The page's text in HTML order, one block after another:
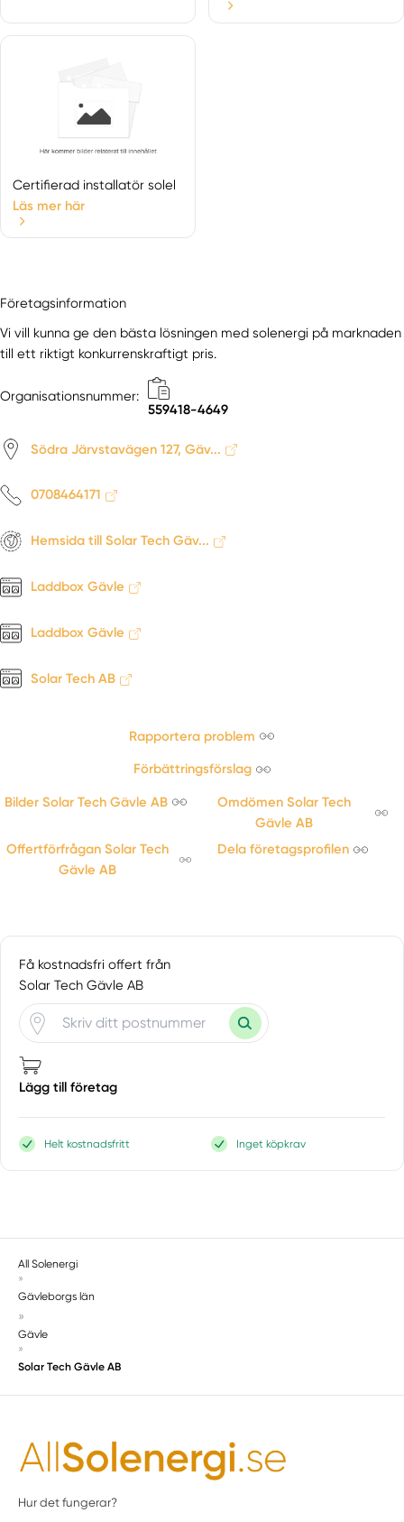
Certifierad installatör solel
Läs mer här
Företagsinformation
Vi vill kunna ge den bästa lösningen med solenergi på marknaden
till ett riktigt konkurrenskraftigt pris.
Organisationsnummer:
559418-4649
Södra Järvstavägen 127, Gäv...
0708464171
Hemsida till Solar Tech Gäv...
Laddbox Gävle
Laddbox Gävle
Solar Tech AB
Rapportera problem
Förbättringsförslag
Bilder Solar Tech Gävle AB
Omdömen Solar Tech
Gävle AB
Offertförfrågan Solar Tech
Gävle AB
Dela företagsprofilen
Få kostnadsfri offert från
Solar Tech Gävle AB
Lägg till företag
Helt kostnadsfritt Inget köpkrav
All Solenergi
»
Gävleborgs län
»
Gävle
»
Solar Tech Gävle AB
Hur det fungerar?